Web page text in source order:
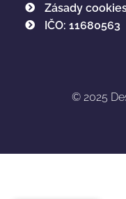
Zásady
IČO: 11680563
© 2025